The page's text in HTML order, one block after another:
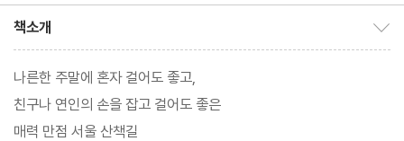
책소개
나른한 주말에 혼자 걸어도 좋고,
친구나 연인의 손을 잡고 걸어도 좋은
매력 만점 서울 산책길